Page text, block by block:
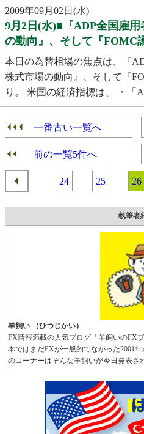
2009年09月02日(水)
9月2日(水)■『ADP全国雇
の動向』、そして『FOMC
本日の為替相場の焦点は、『
株式市場の動向』、そして『
り。 米国の経済指標は、 ・「
一番古い一覧へ
前の一覧5件へ
24 25 26
執筆者
羊飼い （ひつじかい）
FX情報満載の人気ブログ「羊飼いのFX
本ではまだFXが一般的でなかった2001
のコーナーはそんな羊飼いが今日発表さ